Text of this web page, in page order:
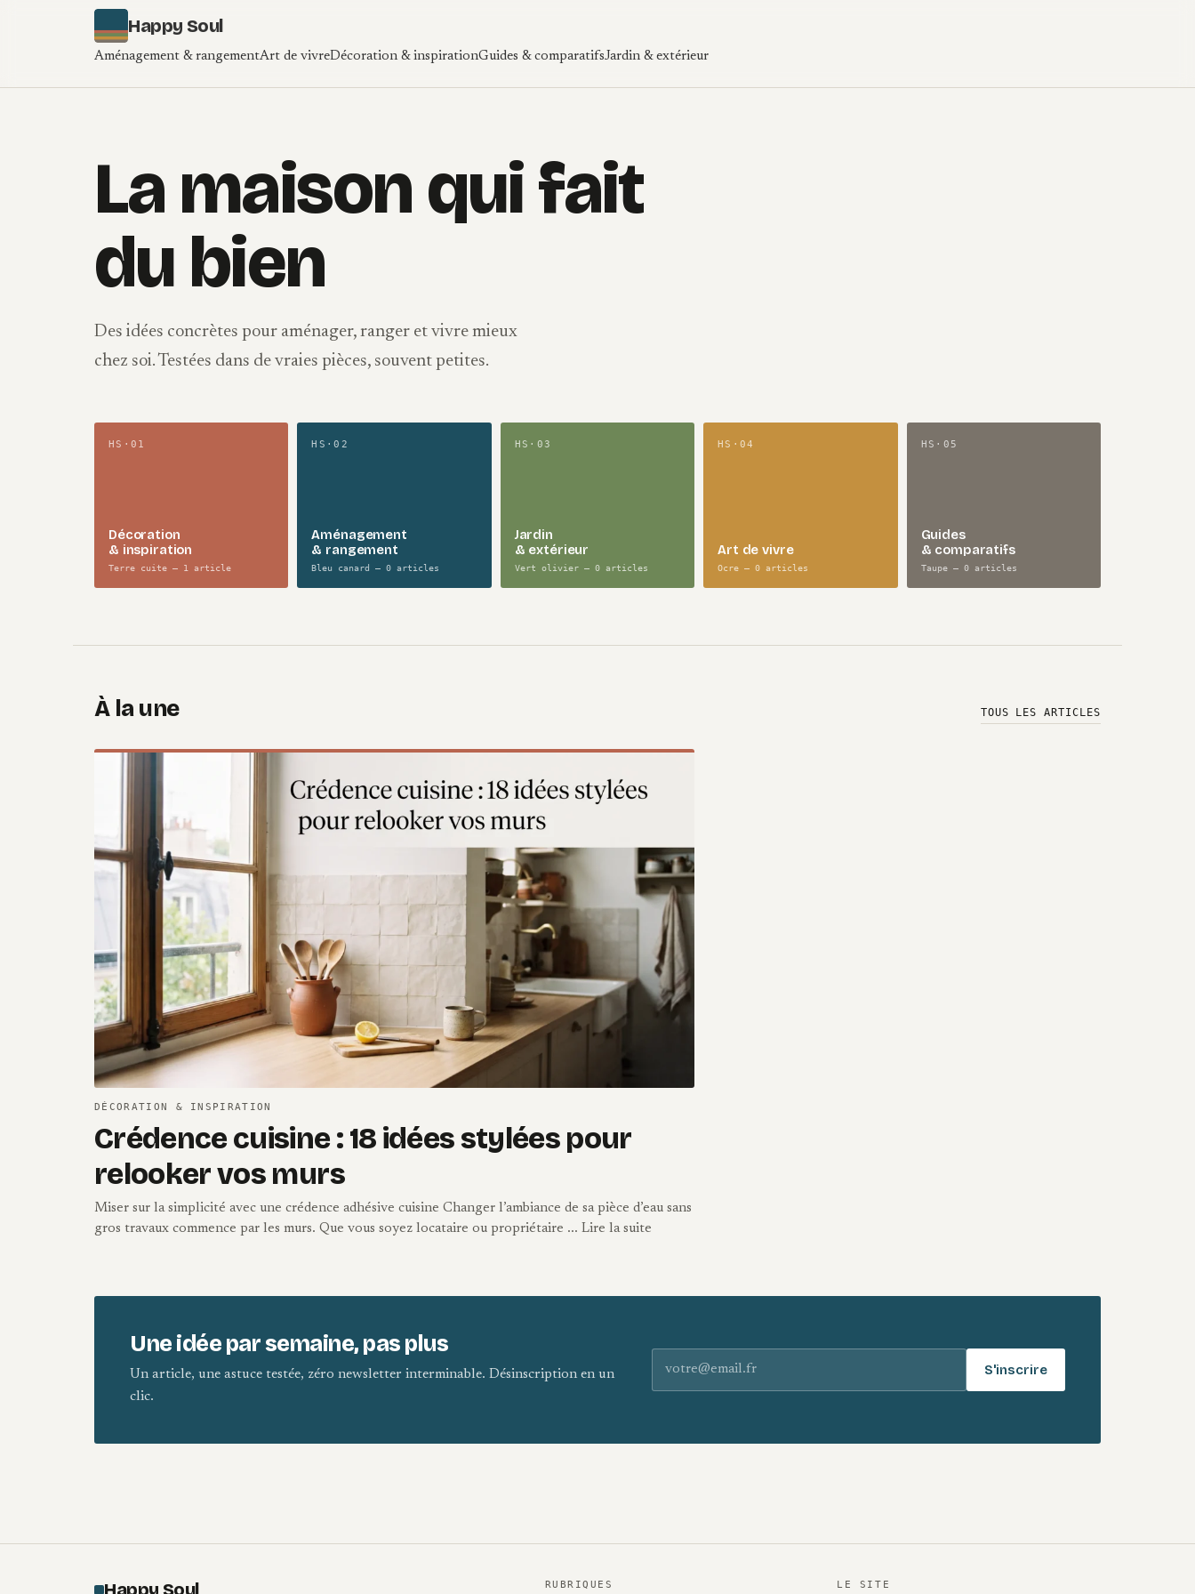
Aller au contenu
Happy Soul
Aménagement & rangementArt de vivreDécoration & inspirationGuides & comparatifsJardin & extérieur
La maison qui fait
du bien
Des idées concrètes pour aménager, ranger et vivre mieux
chez soi. Testées dans de vraies pièces, souvent petites.
HS·01
Décoration
& inspiration
Terre cuite — 1 article
HS·02
Aménagement
& rangement
Bleu canard — 0 articles
HS·03
Jardin
& extérieur
Vert olivier — 0 articles
HS·04
Art de vivre
Ocre — 0 articles
HS·05
Guides
& comparatifs
Taupe — 0 articles
À la une TOUS LES ARTICLES
DÉCORATION & INSPIRATION
Crédence cuisine : 18 idées stylées pour
relooker vos murs
Miser sur la simplicité avec une crédence adhésive cuisine Changer l’ambiance de sa pièce d’eau sans
gros travaux commence par les murs. Que vous soyez locataire ou propriétaire ... Lire la suite
Une idée par semaine, pas plus
Un article, une astuce testée, zéro newsletter interminable. Désinscription en un
clic.
Adresse e-mail
S'inscrire
Happy Soul RUBRIQUES LE SITE